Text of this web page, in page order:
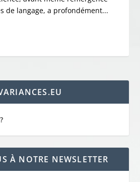
de langage, a profondément...
À NOTRE NEWSLETTER